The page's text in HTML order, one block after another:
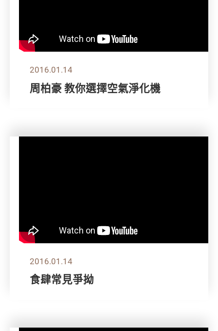
2016.01.14
周柏豪 教你選擇空氣淨化機
2016.01.14
食肆常見爭拗